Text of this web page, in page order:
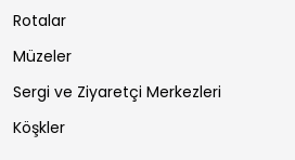
Rotalar
Müzeler
Sergi ve Ziyaretçi Merkezleri
Köşkler